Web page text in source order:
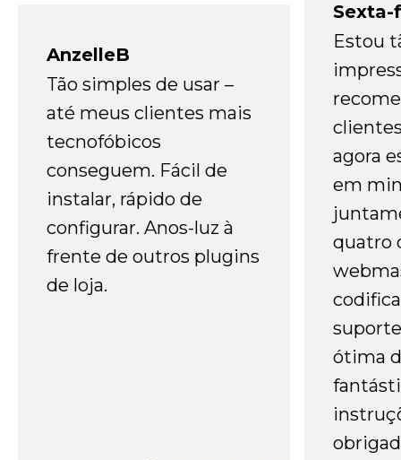
AnzelleB
Tão simples de usar –
até meus clientes mais
tecnofóbicos
conseguem. Fácil de
instalar, rápido de
configurar. Anos-luz à
frente de outros plugins
de loja.
Sexta-
Estou
agora
em
quatro
ótima